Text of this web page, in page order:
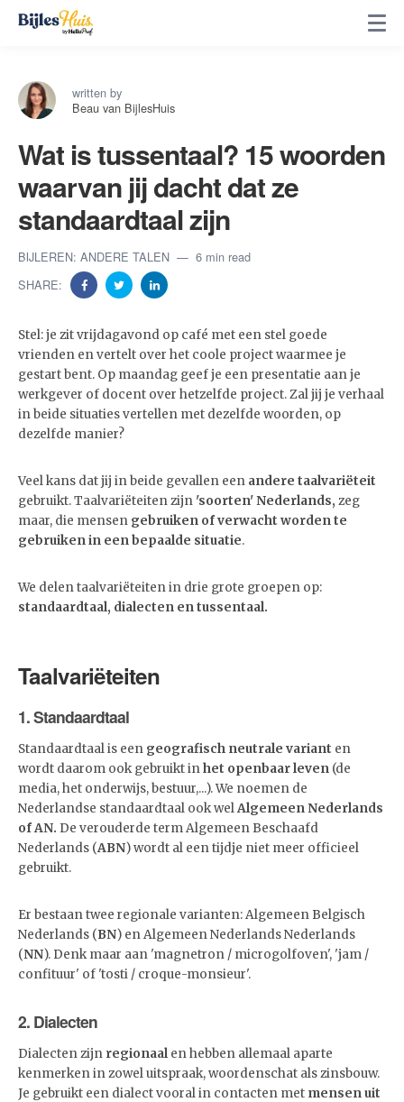
written by
Beau van BijlesHuis
Wat is tussentaal? 15 woorden
waarvan jij dacht dat ze
standaardtaal zijn
BIJLEREN: ANDERE TALEN
6 min read
SHARE:
Stel: je zit vrijdagavond op café met een stel goede
vrienden en vertelt over het coole project waarmee je
gestart bent. Op maandag geef je een presentatie aan je
werkgever of docent over hetzelfde project. Zal jij je verhaal
in beide situaties vertellen met dezelfde woorden, op
dezelfde manier?
Veel kans dat jij in beide gevallen een andere taalvariëteit
gebruikt.Taalvariëteiten zijn 'soorten' Nederlands, zeg
maar, die mensen gebruiken of verwacht worden te
gebruiken in een bepaalde situatie.
We delen taalvariëteiten in drie grote groepen op:
standaardtaal, dialecten en tussentaal.
Taalvariëteiten
1. Standaardtaal
Standaardtaal is een geografisch neutrale variant en
wordt daarom ook gebruikt inhet openbaar leven (de
media, het onderwijs, bestuur,...). We noemen de
Nederlandse standaardtaal ook welAlgemeen Nederlands
of AN. De verouderde term Algemeen Beschaafd
Nederlands (ABN) wordt al een tijdje niet meer officieel
gebruikt.
Er bestaan twee regionale varianten: Algemeen Belgisch
Nederlands (BN) en Algemeen Nederlands Nederlands
(NN). Denk maar aan 'magnetron / microgolfoven', 'jam /
confituur' of 'tosti / croque-monsieur'.
2. Dialecten
Dialecten zijn regionaal en hebben allemaal aparte
kenmerken in zowel uitspraak, woordenschat als zinsbouw.
Je gebruikt een dialect vooral in contacten met mensen uit